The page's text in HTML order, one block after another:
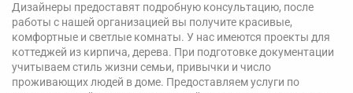
Дизайнеры предоставят подробную консультацию, после
работы с нашей организацией вы получите красивые,
комфортные и светлые комнаты. У нас имеются проекты для
коттеджей из кирпича, дерева. При подготовке документации
учитываем стиль жизни семьи, привычки и число
проживающих людей в доме. Предоставляем услуги по